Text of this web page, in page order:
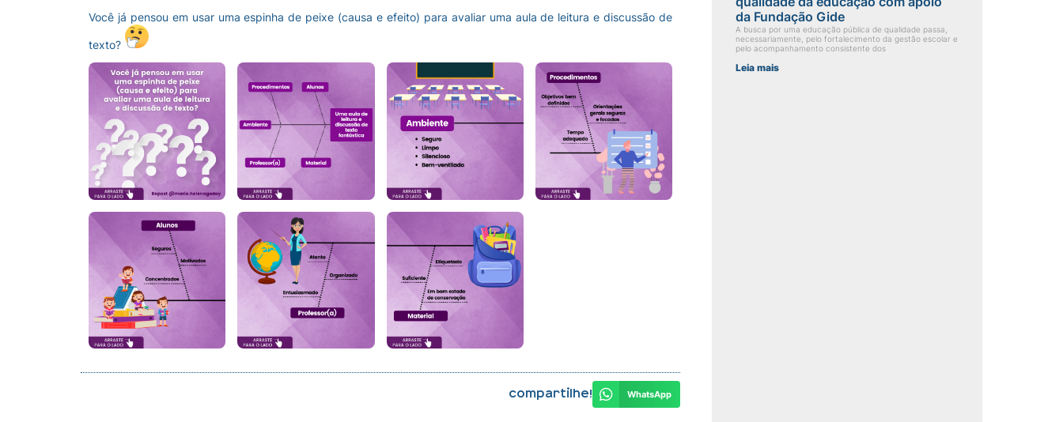
Você já pensou em usar uma espinha de peixe (causa e efeito) para avaliar uma aula de leitura e discussão de
texto?
Compartilhe! WhatsApp
da Fundação Gide
A busca por uma educação pública de qualidade passa,
necessariamente, pelo fortalecimento da gestão escolar e
pelo acompanhamento consistente dos
Leia mais